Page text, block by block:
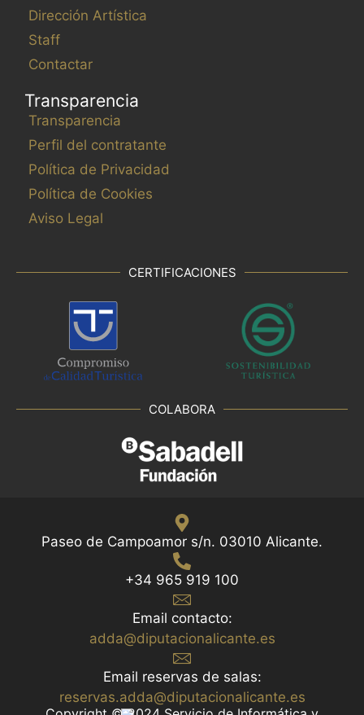
Dirección Artística
Staff
Contactar
Transparencia
Transparencia
Perfil del contratante
Política de Privacidad
Política de Cookies
Aviso Legal
CERTIFICACIONES
COLABORA
Paseo de Campoamor s/n. 03010 Alicante.
+34 965 919 100
Email contacto:
adda@diputacionalicante.es
Email reservas de salas:
reservas.adda@diputacionalicante.es